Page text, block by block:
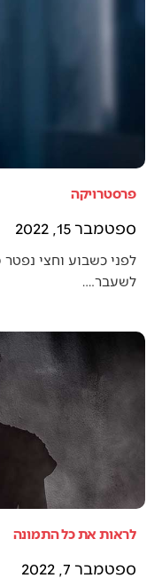
פרסטרויקה
ספטמבר 15, 2022
לפני כשבוע וחצי נפטר
לשעבר.…
לראות את כל התמונה
ספטמבר 7, 2022